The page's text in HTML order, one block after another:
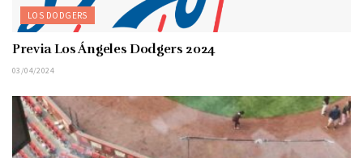
LOS DODGERS
Previa Los Ángeles Dodgers 2024
03/04/2024